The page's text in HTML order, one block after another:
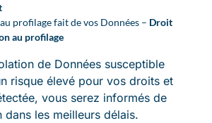
au profilage fait de vos Données – Droit
au profilage
de Données susceptible
risque élevé pour vos droits et
vous serez informés de
les meilleurs délais.